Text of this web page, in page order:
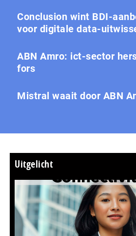
Conclusion wint BDI-
voor digitale data-
ABN Amro: ict-sector
fors
Mistral waait door ABN
Uitgelicht